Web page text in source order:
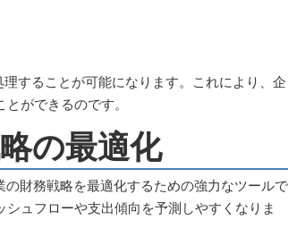
することが可能になります。これにより、企
ができるのです。
の最適化
財務戦略を最適化するための強力なツールで
ュフローや支出傾向を予測しやすくなりま